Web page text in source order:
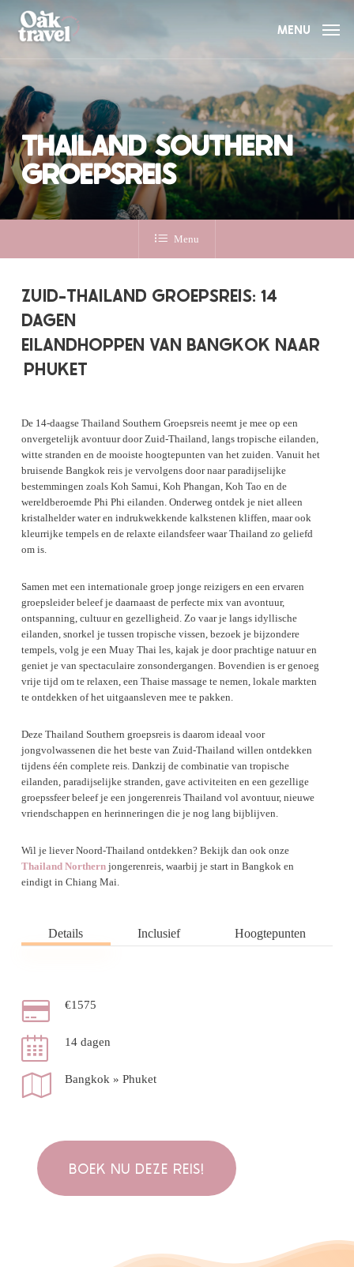
main
MENU
THAILAND SOUTHERN
GROEPSREIS
Menu
ZUID-THAILAND GROEPSREIS: 14
DAGEN
EILANDHOPPEN VAN BANGKOK NAAR
PHUKET
De 14-daagse Thailand Southern Groepsreis neemt je mee op een
onvergetelijk avontuur door Zuid-Thailand, langs tropische eilanden,
witte stranden en de mooiste hoogtepunten van het zuiden. Vanuit het
bruisende Bangkok reis je vervolgens door naar paradijselijke
bestemmingen zoals Koh Samui, Koh Phangan, Koh Tao en de
wereldberoemde Phi Phi eilanden. Onderweg ontdek je niet alleen
kristalhelder water en indrukwekkende kalkstenen kliffen, maar ook
kleurrijke tempels en de relaxte eilandsfeer waar Thailand zo geliefd
om is.
Samen met een internationale groep jonge reizigers en een ervaren
groepsleider beleef je daarnaast de perfecte mix van avontuur,
ontspanning, cultuur en gezelligheid. Zo vaar je langs idyllische
eilanden, snorkel je tussen tropische vissen, bezoek je bijzondere
tempels, volg je een Muay Thai les, kajak je door prachtige natuur en
geniet je van spectaculaire zonsondergangen. Bovendien is er genoeg
vrije tijd om te relaxen, een Thaise massage te nemen, lokale markten
te ontdekken of het uitgaansleven mee te pakken.
Deze Thailand Southern groepsreis is daarom ideaal voor
jongvolwassenen die het beste van Zuid-Thailand willen ontdekken
tijdens één complete reis. Dankzij de combinatie van tropische
eilanden, paradijselijke stranden, gave activiteiten en een gezellige
groepssfeer beleef je een jongerenreis Thailand vol avontuur, nieuwe
vriendschappen en herinneringen die je nog lang bijblijven.
Wil je liever Noord-Thailand ontdekken? Bekijk dan ook onze
Thailand Northernjongerenreis, waarbij je start in Bangkok en
eindigt in Chiang Mai.
Details Inclusief Hoogtepunten
€1575
14 dagen
Bangkok » Phuket
BOEK NU DEZE REIS!